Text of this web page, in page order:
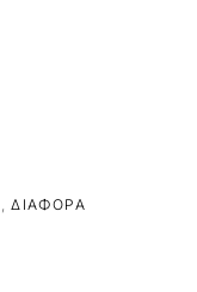
,ΔΙΆΦΟΡΑ